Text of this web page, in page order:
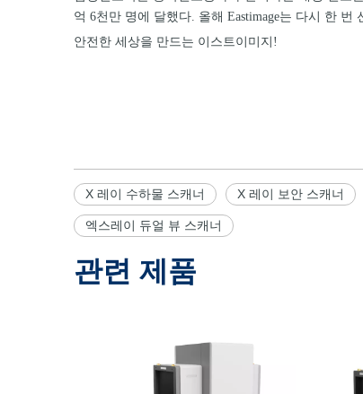
억 6천만 명에 달했다. 올해 Eastimage는 다시 한
안전한 세상을 만드는 이스트이미지!
X 레이 수하물 스캐너 X 레이 보안 스캐너
엑스레이 듀얼 뷰 스캐너
관련 제품